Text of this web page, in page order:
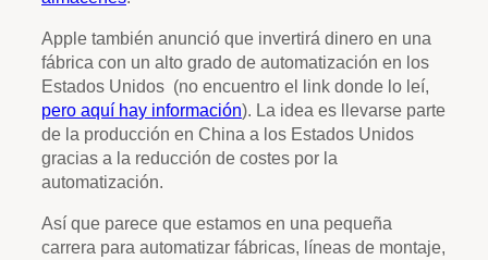
Apple también anunció que invertirá dinero en una
fábrica con un alto grado de automatización en los
Estados Unidos (no encuentro el link donde lo leí,
pero aquí hay información). La idea es llevarse parte
de la producción en China a los Estados Unidos
gracias a la reducción de costes por la
automatización.
Así que parece que estamos en una pequeña
carrera para automatizar fábricas, líneas de montaje,